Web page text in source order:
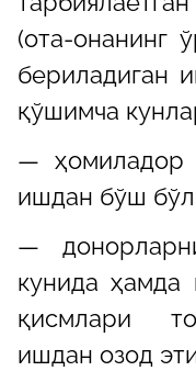
(ота-онанинг
бериладиган
қўшимча
— ҳомиладор
ишдан бўш
—
кунида ҳамда
қисмлари
ишдан озод